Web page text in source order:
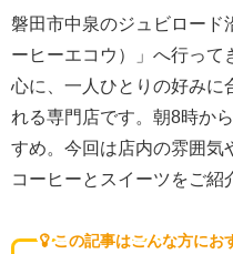
磐田市中泉のジュビロード
ーヒーエコウ）」へ行って
心に、一人ひとりの好みに
れる専門店です。朝8時か
すめ。今回は店内の雰囲気
コーヒーとスイーツをご紹
この記事はこんな方にお